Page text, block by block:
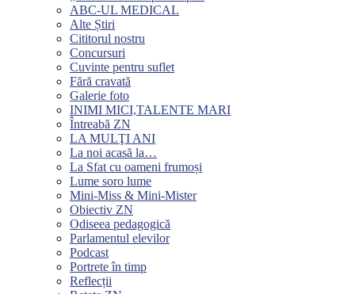
ABC-UL MEDICAL
Alte Știri
Cititorul nostru
Concursuri
Cuvinte pentru suflet
Fără cravată
Galerie foto
INIMI MICI,TALENTE MARI
Întreabă ZN
LA MULŢI ANI
La noi acasă la…
La Sfat cu oameni frumoși
Lume soro lume
Mini-Miss & Mini-Mister
Obiectiv ZN
Odiseea pedagogică
Parlamentul elevilor
Podcast
Portrete în timp
Reflecții